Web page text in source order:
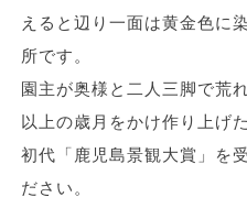
えると辺り一面は黄金色に
所です。
園主が奥様と二人三脚で荒
以上の歳月をかけ作り上げ
初代「鹿児島景観大賞」を
ださい。